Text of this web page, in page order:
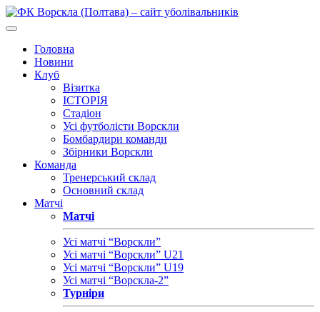
Головна
Новини
Клуб
Візитка
ІСТОРІЯ
Стадіон
Усі футболісти Ворскли
Бомбардири команди
Збірники Ворскли
Команда
Тренерський склад
Основний склад
Матчі
Матчі
Усі матчі “Ворскли”
Усі матчі “Ворскли” U21
Усі матчі “Ворскли” U19
Усі матчі “Ворскла-2”
Турніри